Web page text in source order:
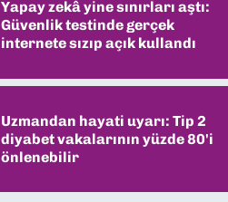
Yapay zekâ yine sınırları aştı:
Güvenlik testinde gerçek
internete sızıp açık kullandı
Uzmandan hayati uyarı: Tip 2
diyabet vakalarının yüzde 80'i
önlenebilir